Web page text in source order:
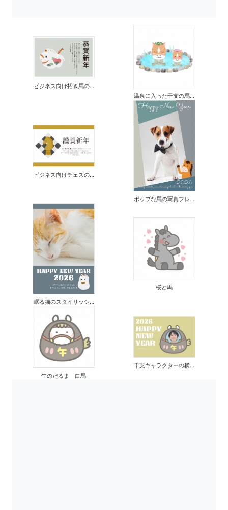
ビジネス向け招き馬の...
温泉に入った干支の馬...
ビジネス向けチェスの...
ポップな馬の写真フレ...
眠る猫のスタイリッシ...
桜と馬
午のだるま 白馬
干支キャラクターの横...